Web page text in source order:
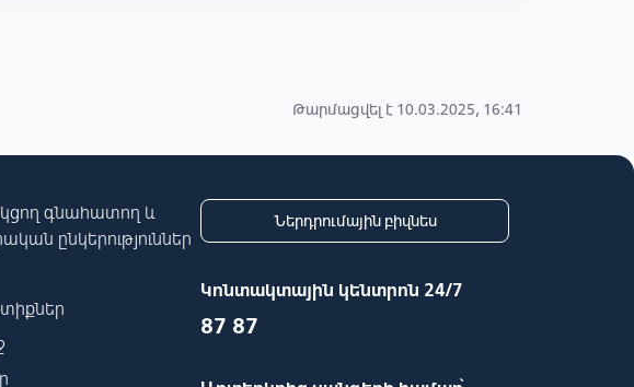
Թարմացվել է 10.03.2025, 16:41
գնահատող և
ընկերություններ
Ներդրումային բիզնես
Կոնտակտային կենտրոն 24/7
87 87